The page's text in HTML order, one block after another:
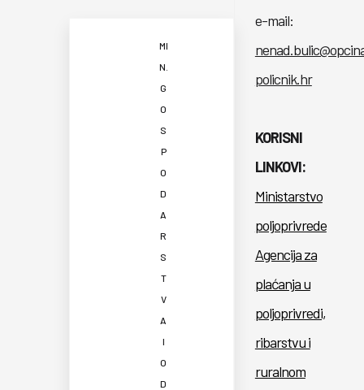
MI
N.
G
O
S
P
O
D
A
R
S
T
V
A
I
O
D
e-mail:
policnik.hr
KORISNI
LINKOVI:
Ministarstvo
poljoprivrede
Agencija za
plaćanja u
poljoprivredi,
ribarstvu i
ruralnom